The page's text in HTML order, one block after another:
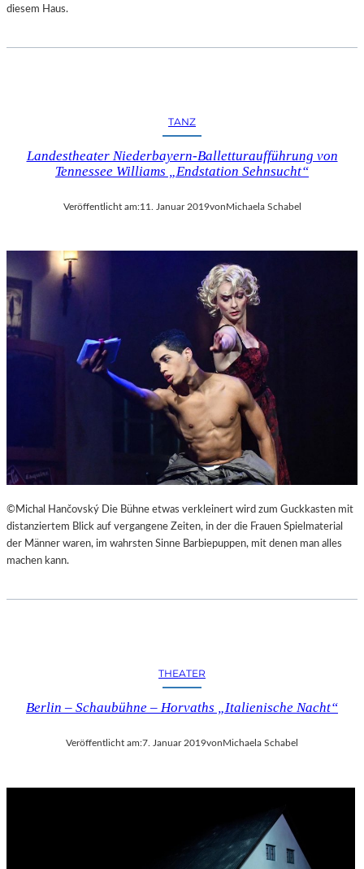
diesem Haus.
TANZ
Landestheater Niederbayern-Balletturaufführung von
Tennessee Williams „Endstation Sehnsucht“
Veröffentlicht am:11. Januar 2019vonMichaela Schabel
©Michal Hančovský Die Bühne etwas verkleinert wird zum Guckkasten mit
distanziertem Blick auf vergangene Zeiten, in der die Frauen Spielmaterial
der Männer waren, im wahrsten Sinne Barbiepuppen, mit denen man alles
machen kann.
THEATER
Berlin – Schaubühne – Horvaths „Italienische Nacht“
Veröffentlicht am:7. Januar 2019von Michaela Schabel